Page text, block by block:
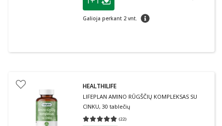
Lojalumo klubo narių nuolaida
Galioja perkant 2 vnt. patarimas
HEALTHILIFE
LIFEPLAN AMINO RŪGŠČIŲ KOMPLEKSAS SU
CINKU, 30 tablečių
(22)
Vidutinis įvertinimas 4.82